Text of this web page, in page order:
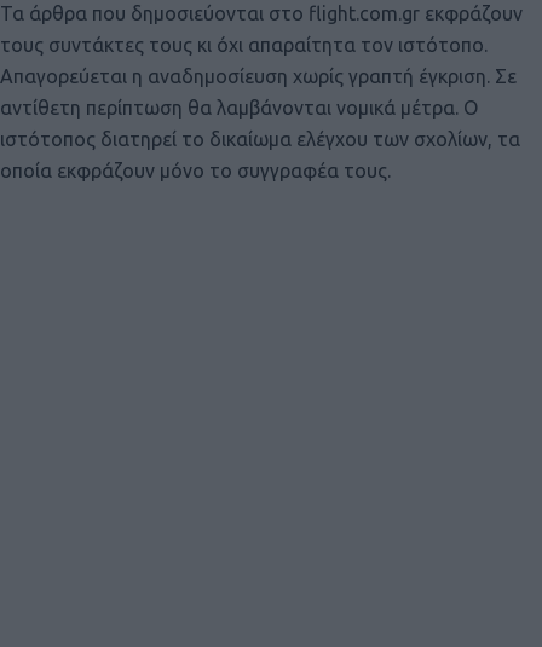
Τα άρθρα που δημοσιεύονται στο flight.com.gr εκφράζουν
τους συντάκτες τους κι όχι απαραίτητα τον ιστότοπο.
Απαγορεύεται η αναδημοσίευση χωρίς γραπτή έγκριση. Σε
αντίθετη περίπτωση θα λαμβάνονται νομικά μέτρα. Ο
ιστότοπος διατηρεί το δικαίωμα ελέγχου των σχολίων, τα
οποία εκφράζουν μόνο το συγγραφέα τους.